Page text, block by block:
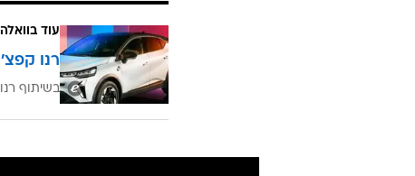
עוד בוואלה
רנו
בשיתוף רנו